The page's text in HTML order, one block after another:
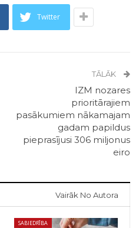
Twitter
TĀLĀK
IZM nozares
prioritārajiem
pasākumiem nākamajam
gadam papildus
pieprasījusi 306 miljonus
eiro
Vairāk No Autora
SABIEDRĪBA